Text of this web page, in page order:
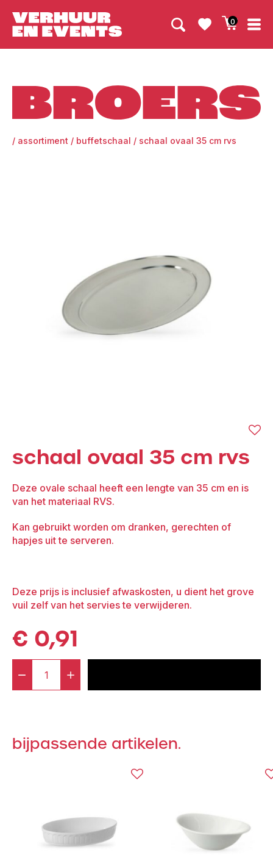
0
/ assortiment / buffetschaal / schaal ovaal 35 cm rvs
schaal ovaal 35 cm rvs
Deze ovale schaal heeft een lengte van 35 cm en is
van het materiaal RVS.
Kan gebruikt worden om dranken, gerechten of
hapjes uit te serveren.
Deze prijs is inclusief afwaskosten, u dient het grove
vuil zelf van het servies te verwijderen.
€ 0,91
-
Schaal
RVS
+
bijpassende artikelen.